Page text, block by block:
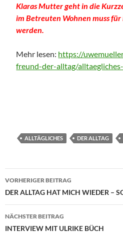
Klaras Mutter geht in die
im Betreuten Wohnen muss
werden.
Mehr lesen: https://
freund-der-alltag/
ALLTÄGLICHES DER ALLTAG
Beitragsnavigation
VORHERIGER BEITRAG
DER ALLTAG HAT MICH WIEDER –
NÄCHSTER BEITRAG
INTERVIEW MIT ULRIKE BÜCH